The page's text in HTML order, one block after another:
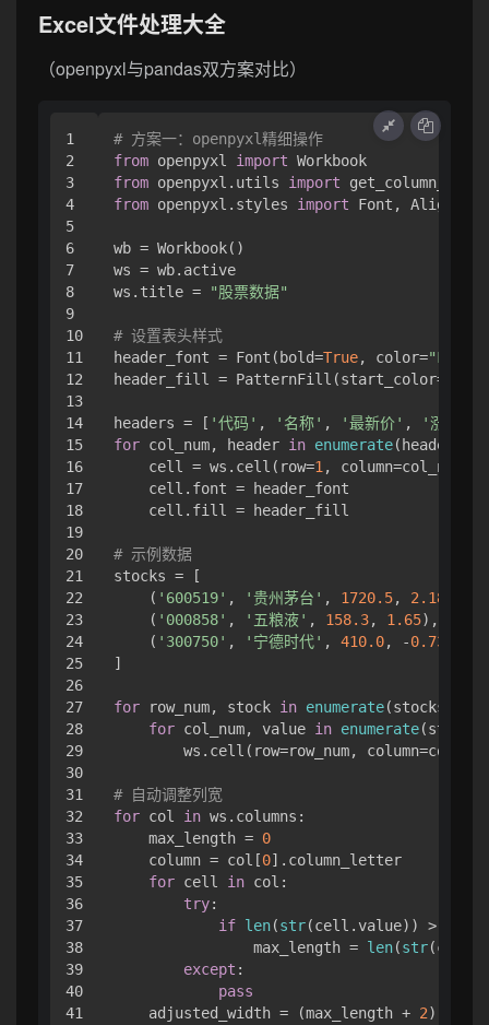
Excel文件处理大全
（openpyxl与pandas双方案对比）
1
2
3
4
5
6
7
8
9
10
11
12
13
14
15
16
17
18
19
20
21
22
23
24
25
26
27
28
29
30
31
32
33
34
35
36
37
38
39
40
41
# 方案一：openpyxl精细操作
from openpyxl import
from openpyxl.utils import
from openpyxl.styles import Font, Alignment
wb = Workbook()
ws = wb.active
ws.title =
"股票数据"
# 设置表头样式
header_font = Font(bold=True, color=
header_fill = PatternFill(start_color=
headers = [ '代码' , '名称' , '最新价' ,
'涨跌幅'
for col_num, header in enumerate(headers,
    cell = ws.cell(row=
1, column=col_num,
    cell.font = header_font
    cell.fill = header_fill
# 示例数据
stocks = [
    (
'600519' , '贵州茅台' , 1720.5, 2.18
    (
'000858' , '五粮液' , 158.3, 1.65),
    (
'300750' , '宁德时代' , 410.0, -0.73
]
for row_num, stock in enumerate(stocks,
for col_num, value in enumerate(stock,
ws.cell(row=row_num,
# 自动调整列宽
for col in ws.columns:
    max_length =
0
    column = col[
0].column_letter
for cell in col:
try:
if len(str(cell.value)) >
                max_length =
len(str
except :
pass
    adjusted_width = (max_length +
2) *